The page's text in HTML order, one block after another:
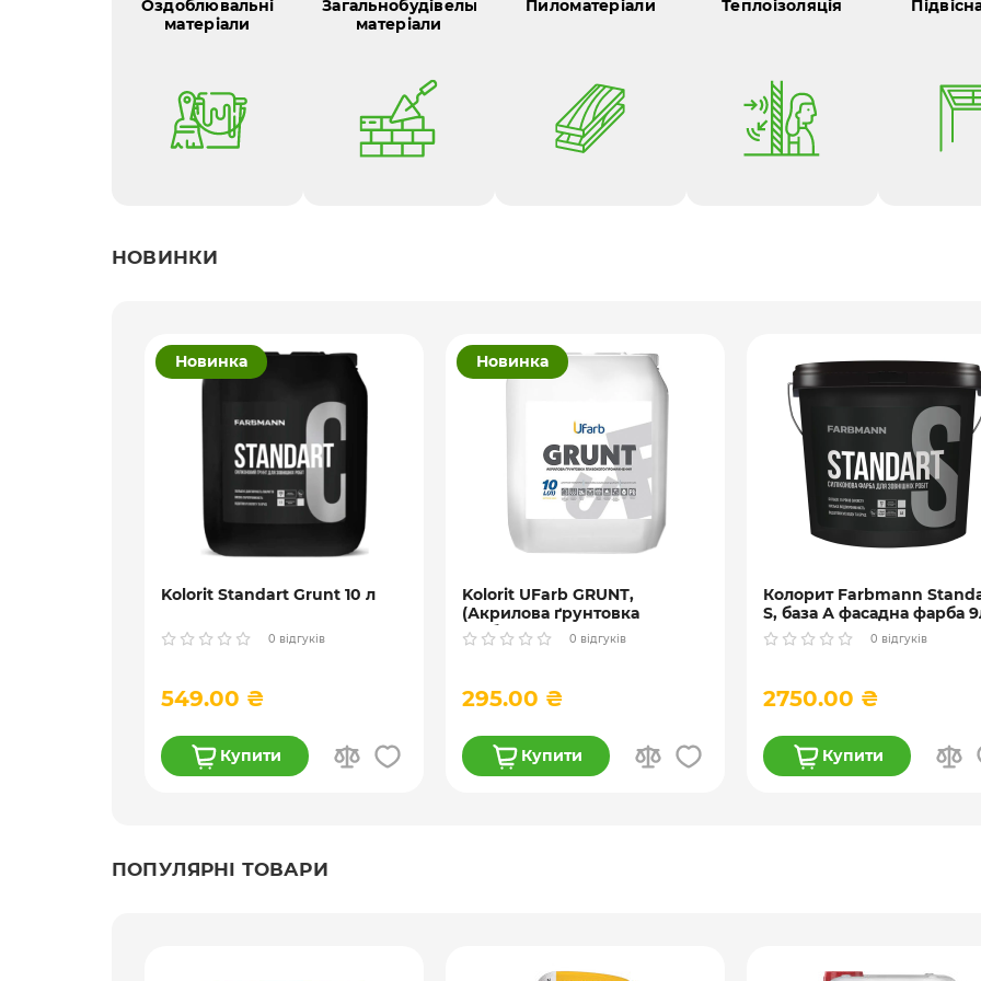
Оздоблювальні
матеріали
Загальнобудівельні
матеріали
Пиломатеріали Теплоізоляція
НОВИНКИ
Новинка
Kolorit Standart Grunt 10 л
0 відгуків
549.00 ₴
Купити
Новинка
Kolorit UFarb GRUNТ,
(Акрилова ґрунтовка
глибокого проникнення ) 10
л
0 відгуків
295.00 ₴
Купити
Колорит Farbmann
S, база А фасадна фарба
0 відгуків
2750.00 ₴
Купити
ПОПУЛЯРНІ ТОВАРИ